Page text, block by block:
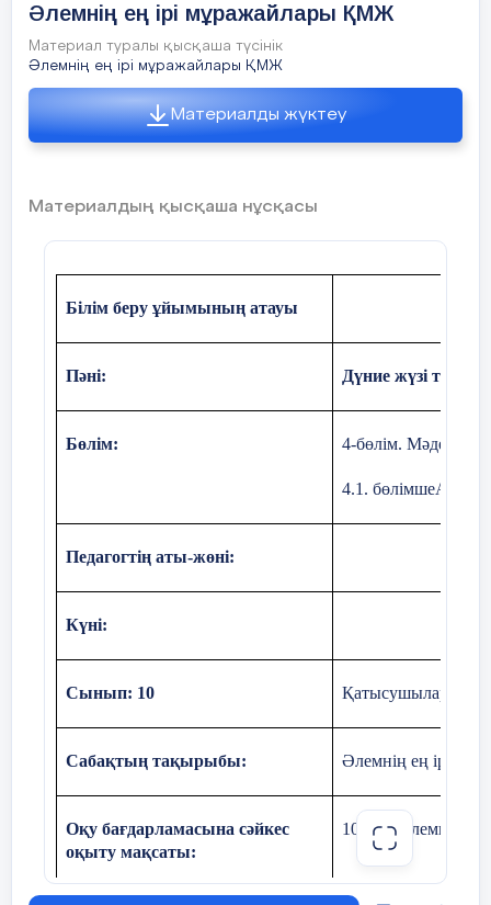
Әлемнің ең ірі мұражайлары ҚМЖ
Материал туралы қысқаша түсінік
Әлемнің ең ірі мұражайлары ҚМЖ
Материалды жүктеу
Материалдың қысқаша нұсқасы
Білім беру ұйымының атауы
Пәні: Дүние жүзі тарихы
Бөлім: 4-бөлім.
4.1.
Педагогтің аты-жөні:
Күні:
Сынып: 10 Қатысушылар
Сабақтың тақырыбы: Әлемнің ең ірі
Оқу бағдарламасына сәйкес
оқыту мақсаты:
10.4.1.3 әлемнің ең